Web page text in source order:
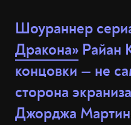
Шоураннер
Дракона» Райан
концовки — не
сторона
Джорджа